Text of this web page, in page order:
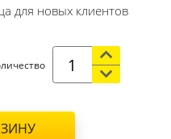
для новых клиентов